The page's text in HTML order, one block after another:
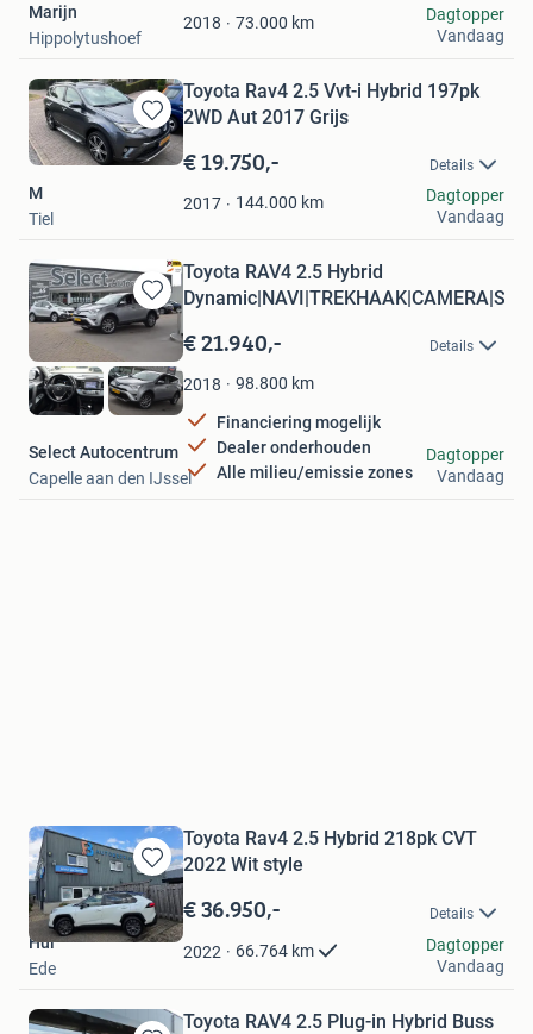
Favorieten
2018 73.000 km
Marijn
Hippolytushoef
Dagtopper
Vandaag
Bewaren
in
Favorieten
Toyota Rav4 2.5 Vvt-i Hybrid 197pk
2WD Aut 2017 Grijs
€ 19.750,- Details
2017 144.000 km
M
Tiel
Dagtopper
Vandaag
Bewaren
in
Favorieten
Toyota RAV4 2.5 Hybrid
€ 21.940,- Details
2018 98.800 km
Financiering mogelijk
Dealer onderhouden
Alle milieu/emissie zones
Select Autocentrum
Capelle aan den IJssel
Dagtopper
Vandaag
Bewaren
in
Mijn
Favorieten
Toyota Rav4 2.5 Hybrid 218pk CVT
2022 Wit style
€ 36.950,- Details
2022 66.764 km
Hul
Ede
Dagtopper
Vandaag
Toyota RAV4 2.5 Plug-in Hybrid Buss